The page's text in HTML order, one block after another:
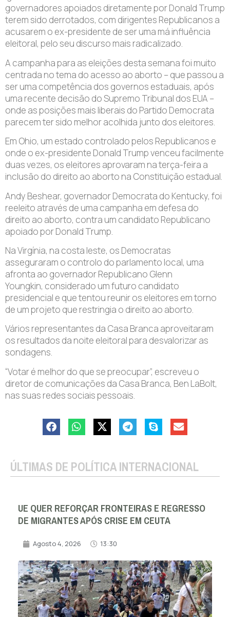
governadores apoiados diretamente por Donald Trump
terem sido derrotados, com dirigentes Republicanos a
acusarem o ex-presidente de ser uma má influência
eleitoral, pelo seu discurso mais radicalizado.
A campanha para as eleições desta semana foi muito
centrada no tema do acesso ao aborto – que passou a
ser uma competência dos governos estaduais, após
uma recente decisão do Supremo Tribunal dos EUA –
onde as posições mais liberais do Partido Democrata
parecem ter sido melhor acolhida junto dos eleitores.
Em Ohio, um estado controlado pelos Republicanos e
onde o ex-presidente Donald Trump venceu facilmente
duas vezes, os eleitores aprovaram na terça-feira a
inclusão do direito ao aborto na Constituição estadual.
Andy Beshear, governador Democrata do Kentucky, foi
reeleito através de uma campanha em defesa do
direito ao aborto, contra um candidato Republicano
apoiado por Donald Trump.
Na Virgínia, na costa leste, os Democratas
asseguraram o controlo do parlamento local, uma
afronta ao governador Republicano Glenn
Youngkin, considerado um futuro candidato
presidencial e que tentou reunir os eleitores em torno
de um projeto que restringia o direito ao aborto.
Vários representantes da Casa Branca aproveitaram
os resultados da noite eleitoral para desvalorizar as
sondagens.
“Votar é melhor do que se preocupar”, escreveu o
diretor de comunicações da Casa Branca, Ben LaBolt,
nas suas redes sociais pessoais.
ÚLTIMAS DE POLÍTICA INTERNACIONAL
UE QUER REFORÇAR FRONTEIRAS E REGRESSO
DE MIGRANTES APÓS CRISE EM CEUTA
Agosto 4, 2026 13:30